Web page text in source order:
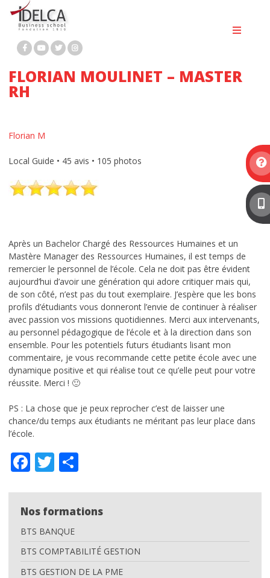
Passer
contenu
FLORIAN MOULINET – MASTER
RH
Florian M
Local Guide • 45 avis • 105 photos
Après un Bachelor Chargé des Ressources Humaines et un
Mastère Manager des Ressources Humaines, il est temps de
remercier le personnel de l’école. Cela ne doit pas être évident
aujourd’hui d’avoir une génération qui adore critiquer mais qui,
de son côté, n’est pas du tout exemplaire. J’espère que les bons
profils d’étudiants vous donneront l’envie de continuer à réaliser
avec passion vos missions quotidiennes. Merci aux intervenants,
au personnel pédagogique de l’école et à la direction dans son
ensemble. Pour les potentiels futurs étudiants lisant mon
commentaire, je vous recommande cette petite école avec une
dynamique positive et qui réalise tout ce qu’elle peut pour votre
réussite. Merci ! 🙂
PS : La chose que je peux reprocher c’est de laisser une
chance/du temps aux étudiants ne méritant pas leur place dans
l’école.
Facebook
Twitter
Nos formations
BTS BANQUE
BTS COMPTABILITÉ GESTION
BTS GESTION DE LA PME
BTS GESTION DE LA PME
BTS MCO
BTS PROFESSIONS IMMOBILIÈRES
BACHELOR RH
Bachelor immobilier
MASTÈRE 1 MARKETING DIGITAL ET
MASTÈRE 2 MARKETING DIGITAL
MASTÈRE 2 RESSOURCES HUMAINES
DCG – Diplôme Comptabilité et Gestion
LE CAMPUS
L’histoire de l’école Idelca
Ecole à forte personnalité
Chiffres clés d’Idelca
Témoignages
Les news du BDE
INFORMATIONS
Admission à l’école